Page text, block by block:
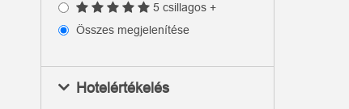
5 csillagos +
Összes megjelenítése
Hotelértékelés